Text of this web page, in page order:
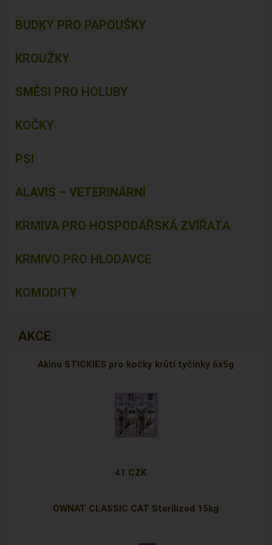
BUDKY PRO PAPOUŠKY
KROUŽKY
SMĚSI PRO HOLUBY
KOČKY
PSI
ALAVIS – VETERINÁRNÍ
KRMIVA PRO HOSPODÁŘSKÁ ZVÍŘATA
KRMIVO PRO HLODAVCE
KOMODITY
AKCE
Akinu STICKIES pro kočky krůtí tyčinky 6x5g
41 CZK
OWNAT CLASSIC CAT Sterilized 15kg